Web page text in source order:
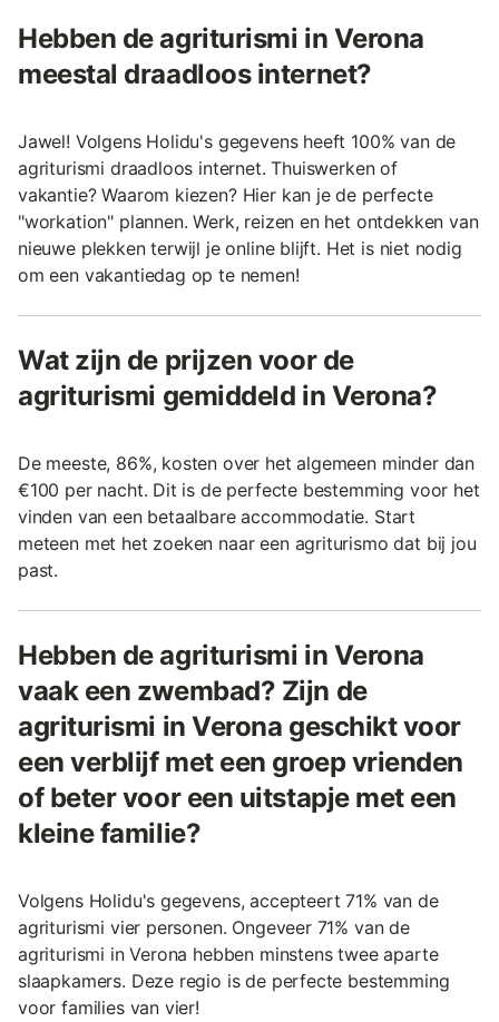
Hebben de agriturismi in Verona
meestal draadloos internet?
Jawel! Volgens Holidu's gegevens heeft 100% van de
agriturismi draadloos internet. Thuiswerken of
vakantie? Waarom kiezen? Hier kan je de perfecte
"workation" plannen. Werk, reizen en het ontdekken van
nieuwe plekken terwijl je online blijft. Het is niet nodig
om een vakantiedag op te nemen!
Wat zijn de prijzen voor de
agriturismi gemiddeld in Verona?
De meeste, 86%, kosten over het algemeen minder dan
€100 per nacht. Dit is de perfecte bestemming voor het
vinden van een betaalbare accommodatie. Start
meteen met het zoeken naar een agriturismo dat bij jou
past.
Hebben de agriturismi in Verona
vaak een zwembad? Zijn de
agriturismi in Verona geschikt voor
een verblijf met een groep vrienden
of beter voor een uitstapje met een
kleine familie?
Volgens Holidu's gegevens, accepteert 71% van de
agriturismi vier personen. Ongeveer 71% van de
agriturismi in Verona hebben minstens twee aparte
slaapkamers. Deze regio is de perfecte bestemming
voor families van vier!